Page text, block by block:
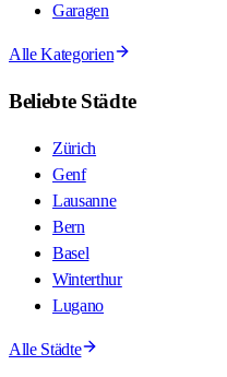
Garagen
Alle Kategorien
Beliebte Städte
Zürich
Genf
Lausanne
Bern
Basel
Winterthur
Lugano
Alle Städte